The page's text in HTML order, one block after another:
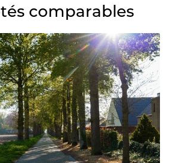
comparables